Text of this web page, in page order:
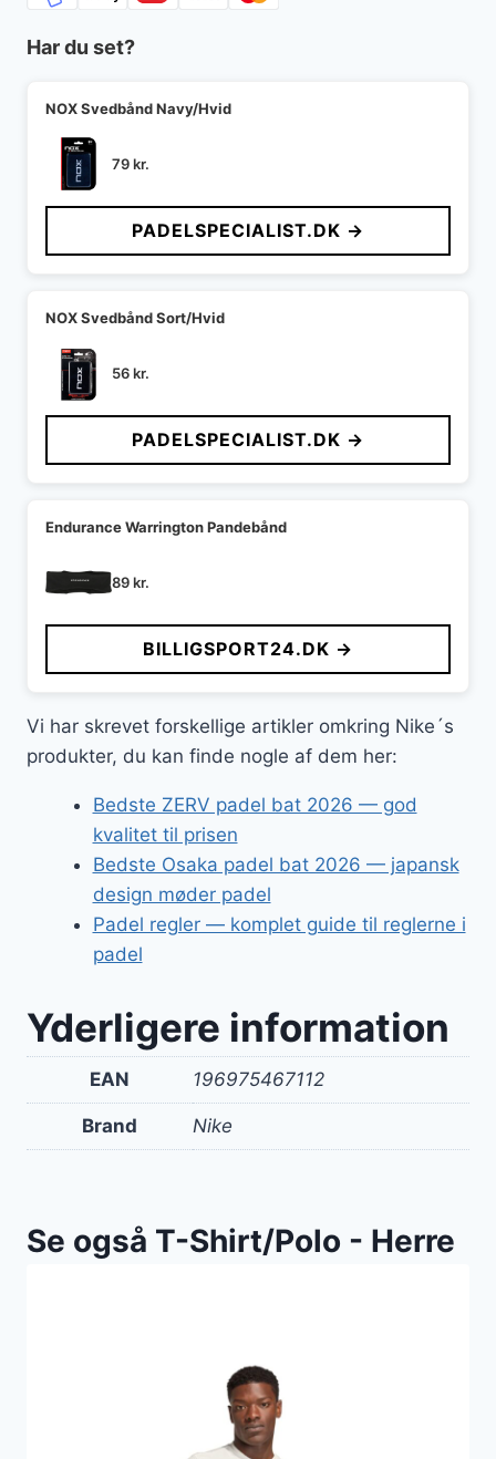
Har du set?
NOX Svedbånd Navy/Hvid
79kr.
PADELSPECIALIST.DK →
NOX Svedbånd Sort/Hvid
56kr.
PADELSPECIALIST.DK →
Endurance Warrington Pandebånd
89kr.
BILLIGSPORT24.DK →
Vi har skrevet forskellige artikler omkring Nike´s
produkter, du kan finde nogle af dem her:
Bedste ZERV padel bat 2026 — god
kvalitet til prisen
Bedste Osaka padel bat 2026 — japansk
design møder padel
Padel regler — komplet guide til reglerne i
padel
Yderligere information
EAN 196975467112
Brand Nike
Se også T-Shirt/Polo - Herre